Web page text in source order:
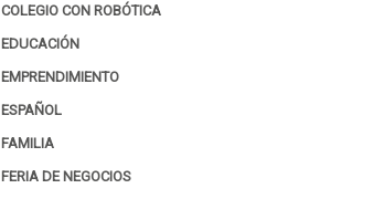
COLEGIO CON ROBÓTICA
EDUCACIÓN
EMPRENDIMIENTO
ESPAÑOL
FAMILIA
FERIA DE NEGOCIOS